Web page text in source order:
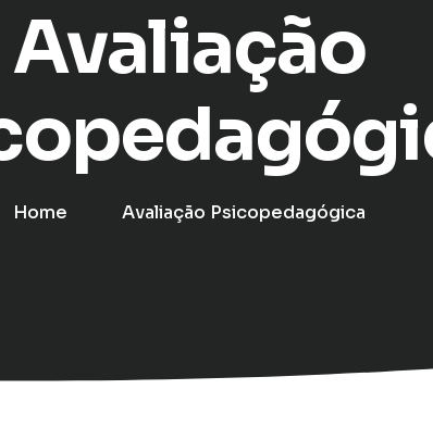
Avaliação
Home Avaliação Psicopedagógica